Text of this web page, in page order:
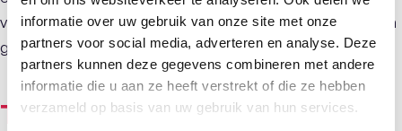
informatie over uw gebruik van onze site met onze
partners voor social media, adverteren en analyse. Deze
partners kunnen deze gegevens combineren met andere
informatie die u aan ze heeft verstrekt of die ze hebben
verzameld op basis van uw gebruik van hun services.
voelt zich sinds het eerste contact serieus genomen en
goed geholpen.
Toekomst